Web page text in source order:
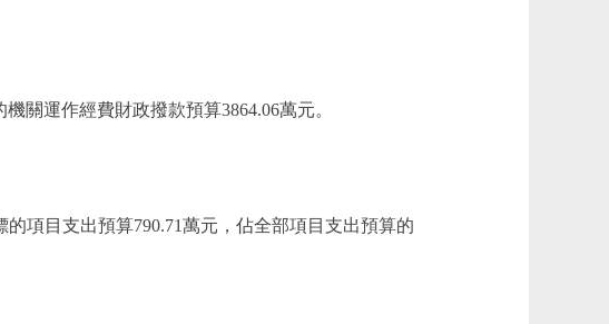
運作經費財政撥款預算3864.06萬元。
項目支出預算790.71萬元，佔全部項目支出預算的